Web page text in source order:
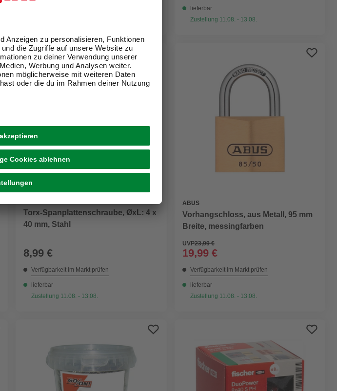
lieferbar
Zustellung 11.08. - 13.08.
DAUERTIEFPREIS
Torx-Spanplattenschraube, ØxL: 4 x
40 mm, Stahl
8,99 €
Verfügbarkeit im Markt prüfen
lieferbar
Zustellung 11.08. - 13.08.
ABUS
Vorhangschloss, aus Metall, 95 mm
Breite, messingfarben
UVP23,99 €
19,99 €
Verfügbarkeit im Markt prüfen
lieferbar
Zustellung 11.08. - 13.08.